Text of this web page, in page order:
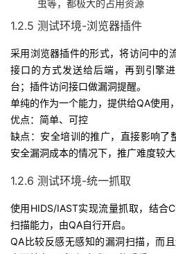
虫等，都极大的占用资源
1.2.5 测试环境-浏览器插件
采用浏览器插件的形式，将访问中的
接口的方式发送给后端，再到引擎
台；插件访问接口做漏洞提醒。
单纯的作为一个能力，提供给QA使用
优点：简单、可控
缺点：安全培训的推广，直接影响了
安全漏洞成本的情况下，推广难度较大
1.2.6 测试环境-统一抓取
使用HIDS/IAST实现流量抓取，结合
扫描能力，由QA自行开启。
QA比较反感无感知的漏洞扫描，而